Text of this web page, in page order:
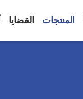
المنتجات القضايا